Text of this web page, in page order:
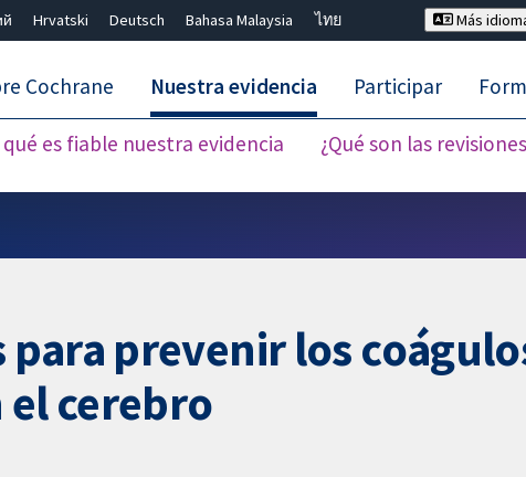
Hrvatski Deutsch Bahasa Malaysia
ไทย
Más
Cochrane Nuestra evidencia
qué es fiable nuestra evidencia ¿Qué son las
Participar
prevenir los
cerebro